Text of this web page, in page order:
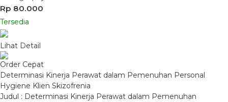
Rp 80.000
Tersedia
Lihat Detail
Order Cepat
Determinasi Kinerja Perawat dalam Pemenuhan Personal
Hygiene Klien Skizofrenia
Judul : Determinasi Kinerja Perawat dalam Pemenuhan